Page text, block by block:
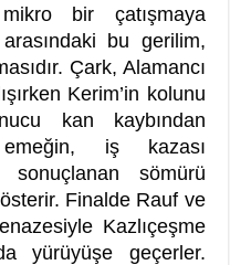
bir çatışmaya
bu gerilim,
Çark, Alamancı
Kerim’in kolunu
kan kaybından
iş kazası
sömürü
Finalde Rauf ve
Kazlıçeşme
yürüyüşe geçerler.